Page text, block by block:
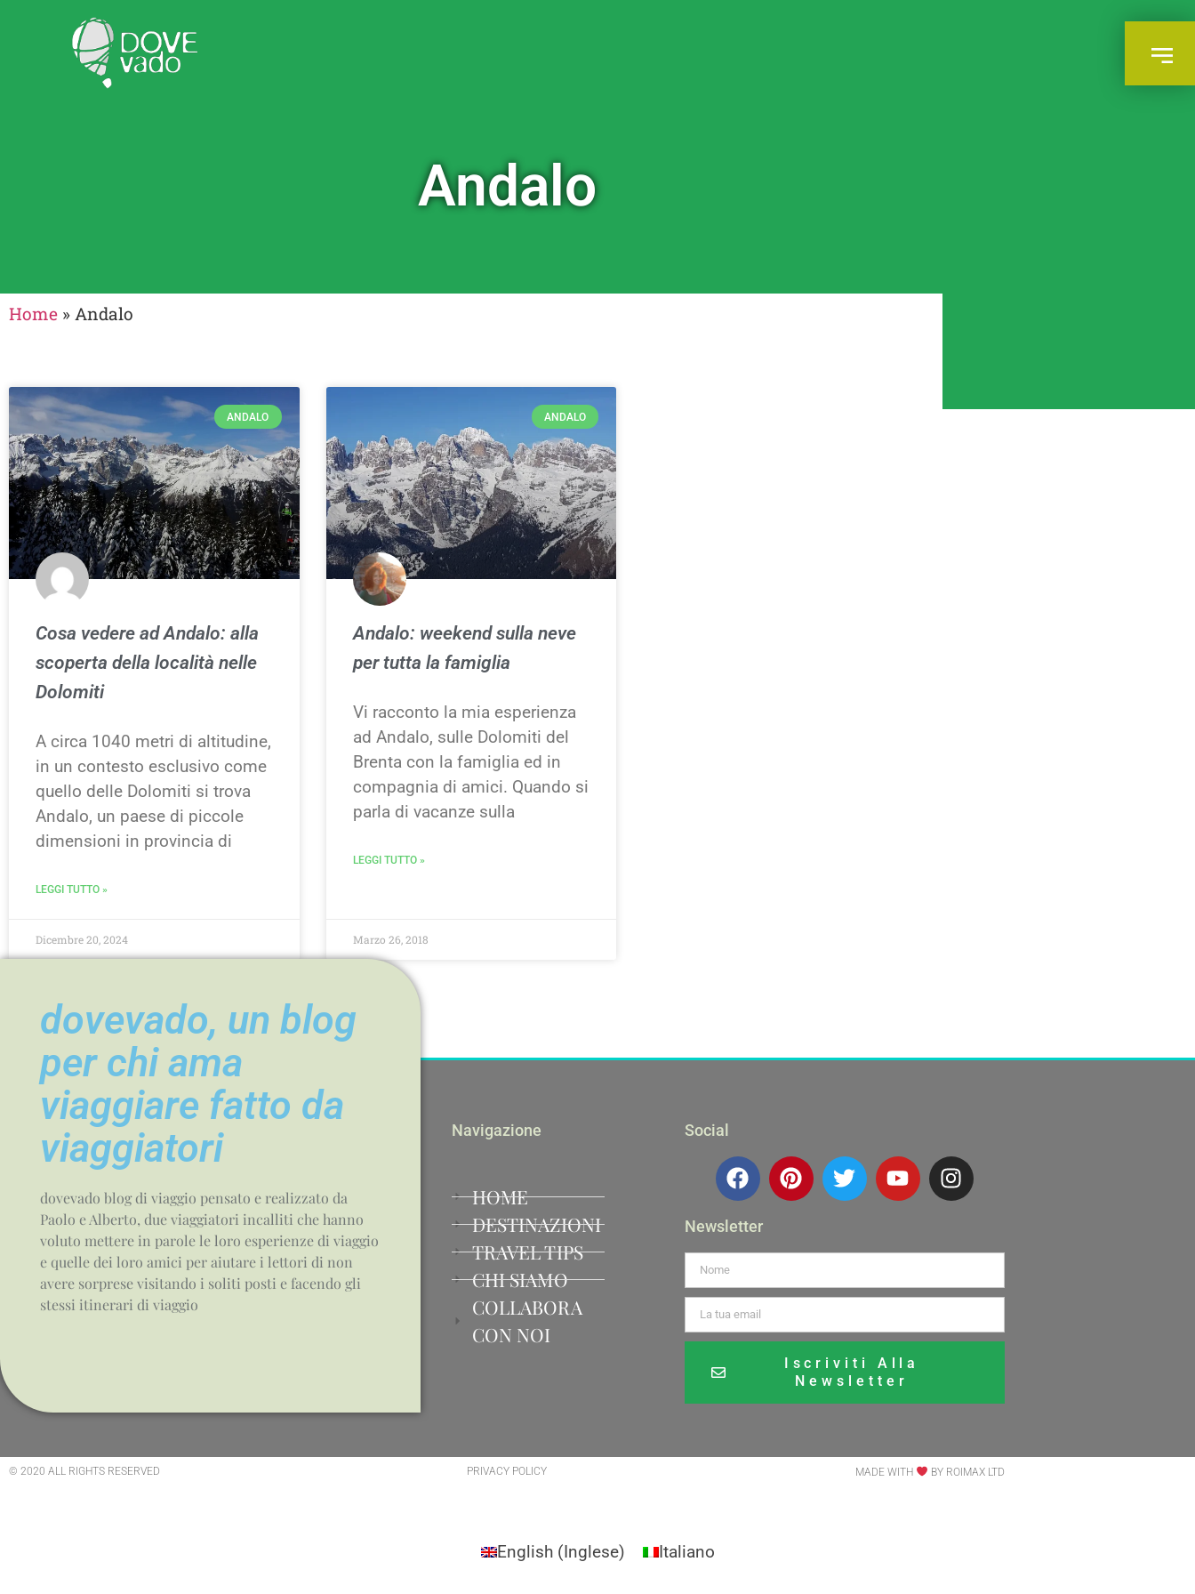
Andalo
Home » Andalo
ANDALO
Cosa vedere ad Andalo: alla
scoperta della località nelle
Dolomiti
A circa 1040 metri di altitudine,
in un contesto esclusivo come
quello delle Dolomiti si trova
Andalo, un paese di piccole
dimensioni in provincia di
LEGGI TUTTO »
Dicembre 20, 2024
ANDALO
Andalo: weekend sulla neve
per tutta la famiglia
Vi racconto la mia esperienza
ad Andalo, sulle Dolomiti del
Brenta con la famiglia ed in
compagnia di amici. Quando si
parla di vacanze sulla
LEGGI TUTTO »
Marzo 26, 2018
dovevado, un blog
per chi ama
viaggiare fatto da
viaggiatori
dovevado blog di viaggio pensato e realizzato da
Paolo e Alberto, due viaggiatori incalliti che hanno
voluto mettere in parole le loro esperienze di viaggio
e quelle dei loro amici per aiutare i lettori di non
avere sorprese visitando i soliti posti e facendo gli
stessi itinerari di viaggio
Navigazione
HOME
DESTINAZIONI
TRAVEL TIPS
CHI SIAMO
COLLABORA
CON NOI
Social
Newsletter
Iscriviti Alla
Newsletter
© 2020 ALL RIGHTS RESERVED PRIVACY POLICY MADE WITH BY ROIMAX LTD
English(Inglese) Italiano